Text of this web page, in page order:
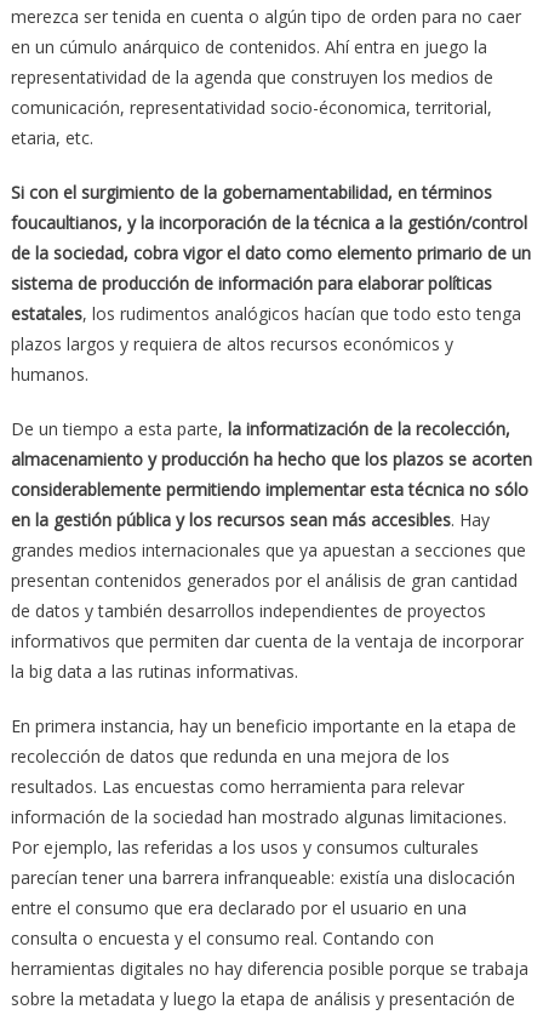
merezca ser tenida en cuenta o algún tipo de orden para no caer
en un cúmulo anárquico de contenidos. Ahí entra en juego la
representatividad de la agenda que construyen los medios de
comunicación, representatividad socio-économica, territorial,
etaria, etc.
Si con el surgimiento de la gobernamentabilidad, en términos
foucaultianos, y la incorporación de la técnica a la gestión/control
de la sociedad, cobra vigor el dato como elemento primario de un
sistema de producción de información para elaborar políticas
estatales, los rudimentos analógicos hacían que todo esto tenga
plazos largos y requiera de altos recursos económicos y
humanos.
De un tiempo a esta parte, la informatización de la recolección,
almacenamiento y producción ha hecho que los plazos se acorten
considerablemente permitiendo implementar esta técnica no sólo
en la gestión pública y los recursos sean más accesibles. Hay
grandes medios internacionales que ya apuestan a secciones que
presentan contenidos generados por el análisis de gran cantidad
de datos y también desarrollos independientes de proyectos
informativos que permiten dar cuenta de la ventaja de incorporar
la big data a las rutinas informativas.
En primera instancia, hay un beneficio importante en la etapa de
recolección de datos que redunda en una mejora de los
resultados. Las encuestas como herramienta para relevar
información de la sociedad han mostrado algunas limitaciones.
Por ejemplo, las referidas a los usos y consumos culturales
parecían tener una barrera infranqueable: existía una dislocación
entre el consumo que era declarado por el usuario en una
consulta o encuesta y el consumo real. Contando con
herramientas digitales no hay diferencia posible porque se trabaja
sobre la metadata y luego la etapa de análisis y presentación de